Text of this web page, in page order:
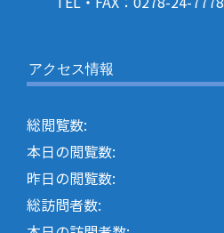
アクセス情報
総閲覧数:
本日の閲覧数:
昨日の閲覧数:
総訪問者数: